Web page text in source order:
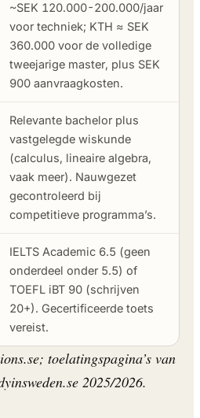
~SEK 120.000-200.000/jaar
voor techniek; KTH ≈ SEK
360.000 voor de volledige
tweejarige master, plus SEK
900 aanvraagkosten.
Relevante bachelor plus
vastgelegde wiskunde
(calculus, lineaire algebra,
vaak meer). Nauwgezet
gecontroleerd bij
competitieve programma’s.
IELTS Academic 6.5 (geen
onderdeel onder 5.5) of
TOEFL iBT 90 (schrijven
20+). Gecertificeerde toets
vereist.
toelatingspagina’s van
2025/2026.